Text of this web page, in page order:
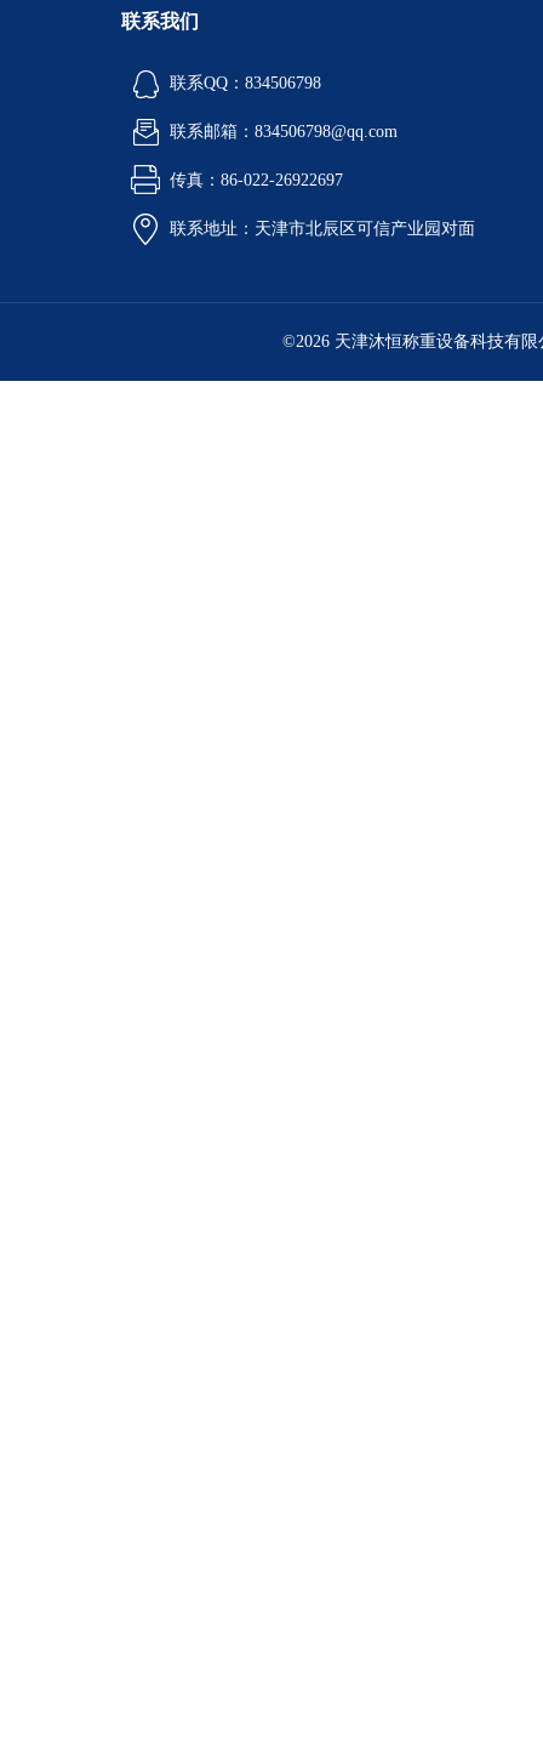
联系我们
联系QQ：834506798
联系邮箱：834506798@qq.com
传真：86-022-26922697
联系地址：天津市北辰区可信产业园对面
©2026 天津沐恒称重设备科技有